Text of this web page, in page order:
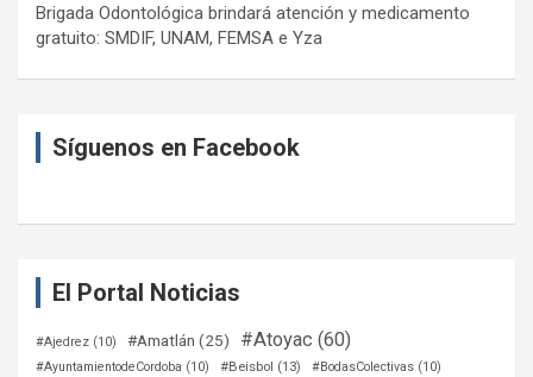
Brigada Odontológica brindará atención y medicamento
gratuito: SMDIF, UNAM, FEMSA e Yza
Síguenos en Facebook
El Portal Noticias
#Ajedrez (10) #Amatlán (25) #Atoyac (60)
#AyuntamientodeCordoba (10) #Beisbol (13) #BodasColectivas (10)